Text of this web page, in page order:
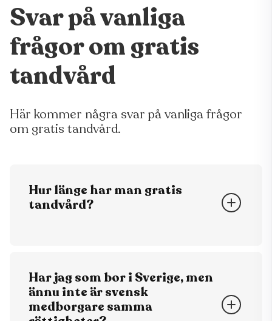
Svar på vanliga
frågor om gratis
tandvård
Här kommer några svar på vanliga frågor
om gratis tandvård.
Hur länge har man gratis
tandvård?
Har jag som bor i Sverige, men
ännu inte är svensk
medborgare samma